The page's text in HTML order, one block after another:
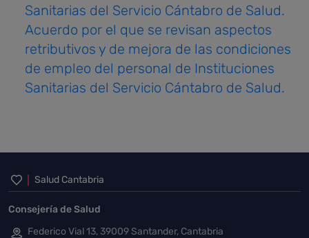
Sanitarias del Servicio Cántabro de Salud.
Acuerdo por el que se revisan aspectos
retributivos y de mejora de las condiciones
de empleo del personal de Instituciones
Sanitarias del Servicio Cántabro de Salud.
Inicio del pie de página
Salud Cantabria
Consejería de Salud
Federico Vial 13, 39009 Santander, Cantabria